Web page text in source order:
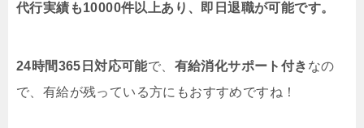
代行実績も10000件以上あり、即日退職が可能です。
24時間365日対応可能で、 有給消化サポート付き なの
で、有給が残っている方にもおすすめですね！